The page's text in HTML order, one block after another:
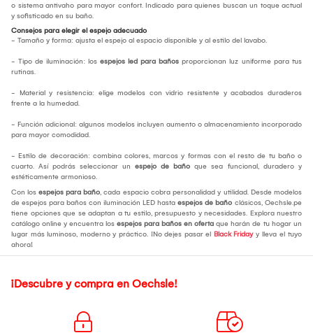
o sistema antivaho para mayor confort. Indicado para quienes buscan un toque actual
y sofisticado en su baño.
Consejos para elegir el espejo adecuado
- Tamaño y forma: ajusta el espejo al espacio disponible y al estilo del lavabo.
- Tipo de iluminación: los espejos led para baños proporcionan luz uniforme para tus
rutinas.
- Material y resistencia: elige modelos con vidrio resistente y acabados duraderos
frente a la humedad.
- Función adicional: algunos modelos incluyen aumento o almacenamiento incorporado
para mayor comodidad.
- Estilo de decoración: combina colores, marcos y formas con el resto de tu baño o
cuarto. Así podrás seleccionar un espejo de baño que sea funcional, duradero y
estéticamente armonioso.
Con los espejos para baño, cada espacio cobra personalidad y utilidad. Desde modelos
de espejos para baños con iluminación LED hasta espejos de baño clásicos, Oechsle.pe
tiene opciones que se adaptan a tu estilo, presupuesto y necesidades. Explora nuestro
catálogo online y encuentra los espejos para baños en oferta que harán de tu hogar un
lugar más luminoso, moderno y práctico. ¡No dejes pasar el Black Fridayy lleva el tuyo
ahora!
¡Descubre y compra en Oechsle!